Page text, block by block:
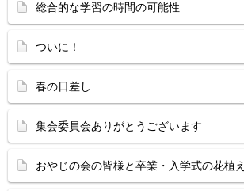
総合的な学習の時間の可能性
ついに！
春の日差し
集会委員会ありがとうございます
おやじの会の皆様と卒業・入学式の花植え